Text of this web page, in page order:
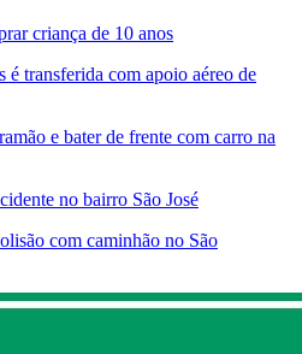
criança de 10 anos
transferida com apoio aéreo de
e bater de frente com carro na
no bairro São José
com caminhão no São